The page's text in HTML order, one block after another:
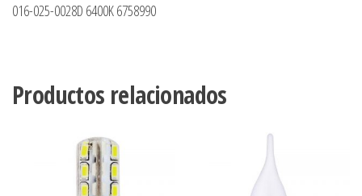
016-025-0028D 6400K 6758990
Productos relacionados